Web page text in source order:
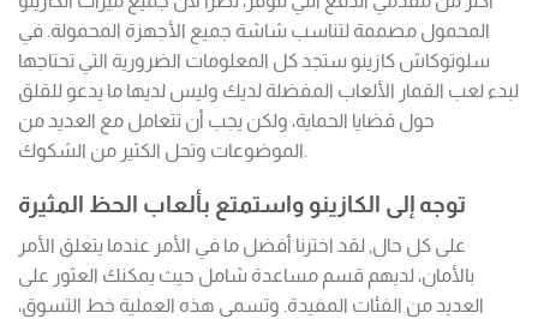
المحمول مصممة لتناسب شاشة جميع الأجهزة المحمولة. في
سلوتوكاش كازينو ستجد كل المعلومات الضرورية التي تحتاجها
لبدء لعب القمار الألعاب المفضلة لديك وليس لديها ما يدعو للقلق
حول قضايا الحماية، ولكن يجب أن تتعامل مع العديد من
الموضوعات وتحل الكثير من الشكوك.
توجه إلى الكازينو واستمتع بألعاب الحظ المثيرة
على كل حال, لقد اخترنا أفضل ما في الأمر عندما يتعلق الأمر
بالأمان، لديهم قسم مساعدة شامل حيث يمكنك العثور على
العديد من الفئات المفيدة. وتسمى هذه العملية خط التسوق،